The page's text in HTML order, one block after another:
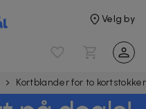
Velg by
Kortblander for to kortstokker